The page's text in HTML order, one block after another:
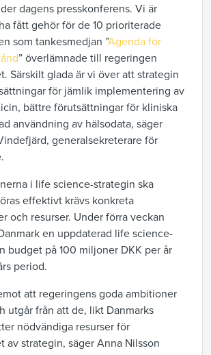
dagens presskonferens. Vi är
fått gehör för de 10 prioriterade
som tankesmedjan ”Agenda för
” överlämnade till regeringen
Särskilt glada är vi över att strategin
för jämlik implementering av
bättre förutsättningar för kliniska
användning av hälsodata, säger
generalsekreterare för
i life science-strategin ska
effektivt krävs konkreta
och resurser. Under förra veckan
en uppdaterad life science-
budget på 100 miljoner DKK per år
period.
att regeringens goda ambitioner
utgår från att de, likt Danmarks
nödvändiga resurser för
av strategin, säger Anna Nilsson